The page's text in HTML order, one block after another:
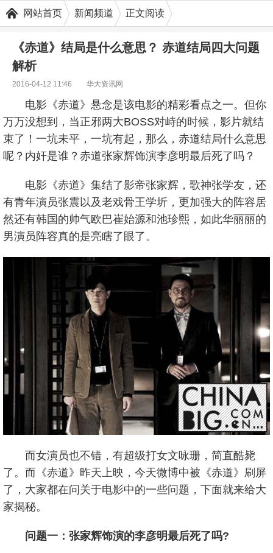
网站首页 新闻频道 正文阅读
《赤道》结局是什么意思？ 赤道结局四大问题
解析
2016-04-12 11:46 华大资讯网
电影《赤道》悬念是该电影的精彩看点之一。但你
万万没想到，当正邪两大BOSS对峙的时候，影片就结
束了！一坑未平，一坑有起，那么，赤道结局什么意思
呢？内奸是谁？赤道张家辉饰演李彦明最后死了吗？
电影《赤道》集结了影帝张家辉，歌神张学友，还
有青年演员张震以及老戏骨王学圻，更加强大的阵容居
然还有韩国的帅气欧巴崔始源和池珍熙，如此华丽丽的
男演员阵容真的是亮瞎了眼了。
而女演员也不错，有超级打女文咏珊，简直酷毙
了。而《赤道》昨天上映，今天微博中被《赤道》刷屏
了，大家都在问关于电影中的一些问题，下面就来给大
家揭秘。
问题一：张家辉饰演的李彦明最后死了吗?